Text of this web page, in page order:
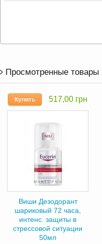
Просмотренные товары
Купить 517,00 грн
Виши Дезодорант
шариковый 72 часа,
интенс. защиты в
стрессовой ситуации
50мл